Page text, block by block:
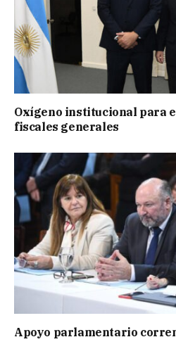
Oxígeno institucional para
fiscales generales
Apoyo parlamentario